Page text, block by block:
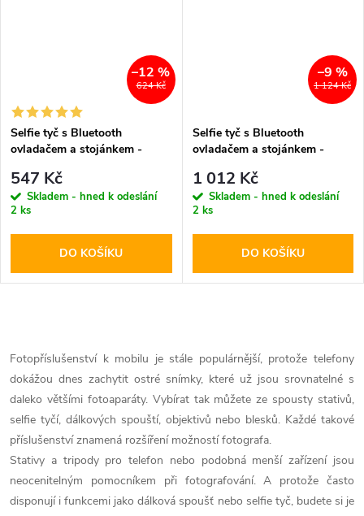
624 Kč
–12 %
Selfie tyč s Bluetooth
ovladačem a stojánkem -
547 Kč
Skladem - hned k odeslání
2 ks
DO KOŠÍKU
1 124 Kč
–9 %
Selfie tyč s Bluetooth
ovladačem a stojánkem -
1 012 Kč
Skladem - hned k odeslání
2 ks
DO KOŠÍKU
v
l
á
d
a
Fotopříslušenství k mobilu je stále populárnější, protože telefony
dokážou dnes zachytit ostré snímky, které už jsou srovnatelné s
daleko většími fotoaparáty. Vybírat tak můžete ze spousty stativů,
selfie tyčí, dálkových spouští, objektivů nebo blesků. Každé takové
příslušenství znamená rozšíření možností fotografa.
Stativy a tripody pro telefon nebo podobná menší zařízení jsou
neocenitelným pomocníkem při fotografování. A protože často
disponují i funkcemi jako dálková spoušť nebo selfie tyč, budete si je